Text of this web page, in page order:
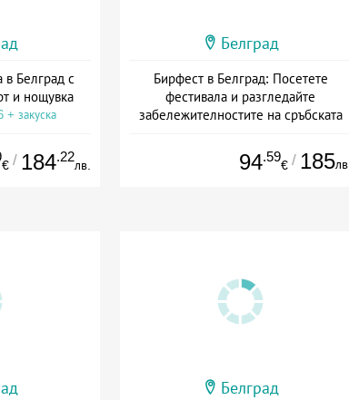
в Белград с
и нощувка
+ закуска
€ / 184.22
лв.
Белград
Бирфест в Белград: Посетете
фестивала и разгледайте
забележителностите на сръбската
94.59
€ / 185лв.
Белград